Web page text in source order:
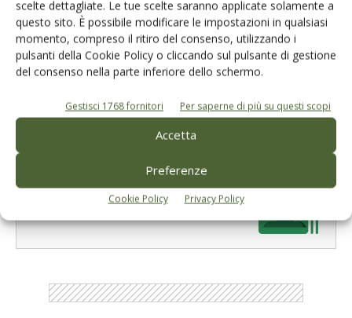
scelte dettagliate. Le tue scelte saranno applicate solamente a
questo sito. È possibile modificare le impostazioni in qualsiasi
momento, compreso il ritiro del consenso, utilizzando i
pulsanti della Cookie Policy o cliccando sul pulsante di gestione
del consenso nella parte inferiore dello schermo.
Gestisci 1768 fornitori Per saperne di più su questi scopi
Accetta
Preferenze
Cookie Policy Privacy Policy
Salva il mio nome, email e sito web in questo browser per la
prossima volta che commento.
Tecniche, prodotti e servizi dalle aziende